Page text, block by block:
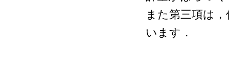
また第三項は
います．